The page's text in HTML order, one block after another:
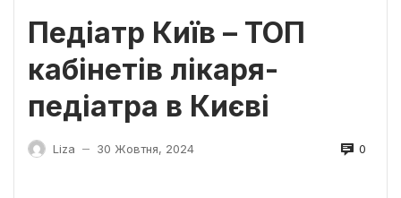
Педіатр Київ – ТОП
кабінетів лікаря-
педіатра в Києві
Liza — 30 Жовтня, 2024 0